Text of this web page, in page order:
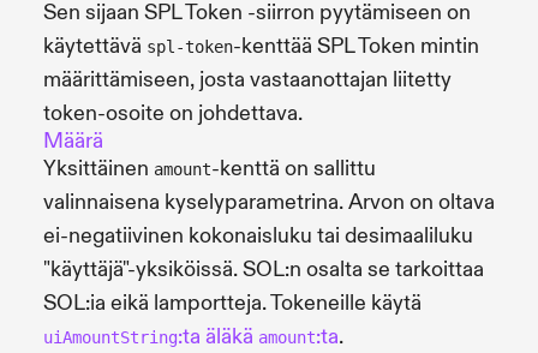
Sen sijaan SPL Token -siirron pyytämiseen on
käytettävä spl-token-kenttää SPL Token mintin
määrittämiseen, josta vastaanottajan liitetty
token-osoite on johdettava.
Määrä
Yksittäinen amount-kenttä on sallittu
valinnaisena kyselyparametrina. Arvon on oltava
ei-negatiivinen kokonaisluku tai desimaaliluku
"käyttäjä"-yksiköissä. SOL:n osalta se tarkoittaa
SOL:ia eikä lamportteja. Tokeneille käytä
uiAmountString:ta äläkä amount:ta.